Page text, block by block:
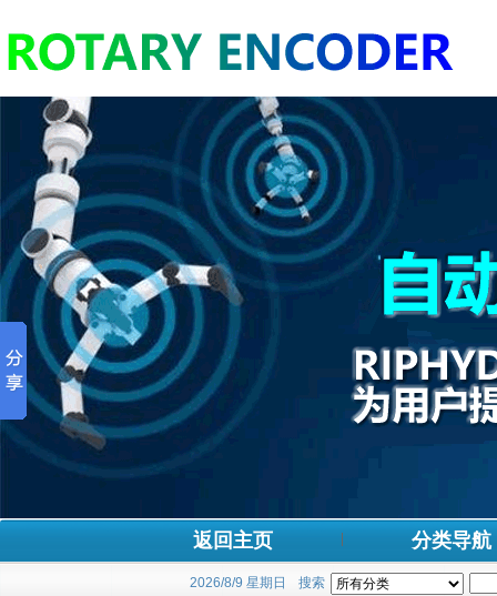
返回主页 分类导航
2026/8/9 星期日 搜索